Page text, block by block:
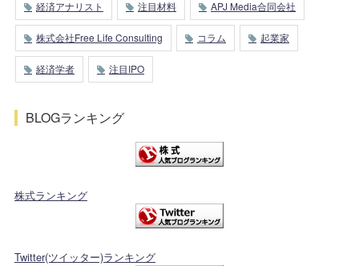
経済アナリスト 注目材料 APJ Media合同会社
株式会社Free Life Consulting コラム 起業家
経済学者 注目IPO
BLOGランキング
株式ランキング
Twitter(ツイッター)ランキング